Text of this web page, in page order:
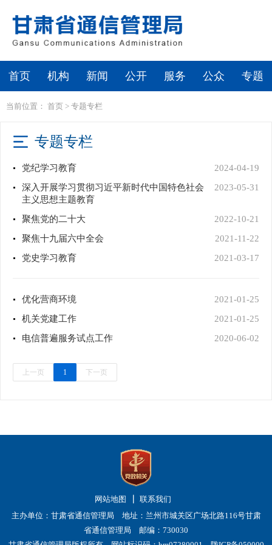
首页 机构 新闻 公开 服务 公众 专题
当前位置： 首页 > 专题专栏
专题专栏
2024-04-19
党纪学习教育
2023-05-31
深入开展学习贯彻习近平新时代中国特色社会
主义思想主题教育
2022-10-21
聚焦党的二十大
2021-11-22
聚焦十九届六中全会
2021-03-17
党史学习教育
2021-01-25
优化营商环境
2021-01-25
机关党建工作
2020-06-02
电信普遍服务试点工作
上一页 1 下一页
网站地图
联系我们
主办单位：甘肃省通信管理局 地址：兰州市城关区广场北路116号甘肃
省通信管理局 邮编：730030